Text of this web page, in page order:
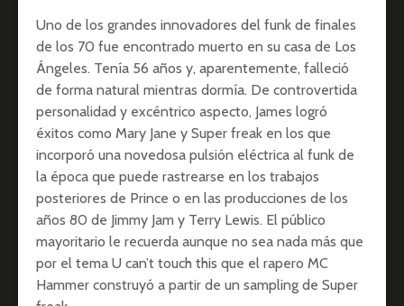
Uno de los grandes innovadores del funk de finales
de los 70 fue encontrado muerto en su casa de Los
Ángeles. Tenía 56 años y, aparentemente, falleció
de forma natural mientras dormía. De controvertida
personalidad y excéntrico aspecto, James logró
éxitos como Mary Jane y Super freak en los que
incorporó una novedosa pulsión eléctrica al funk de
la época que puede rastrearse en los trabajos
posteriores de Prince o en las producciones de los
años 80 de Jimmy Jam y Terry Lewis. El público
mayoritario le recuerda aunque no sea nada más que
por el tema U can’t touch this que el rapero MC
Hammer construyó a partir de un sampling de Super